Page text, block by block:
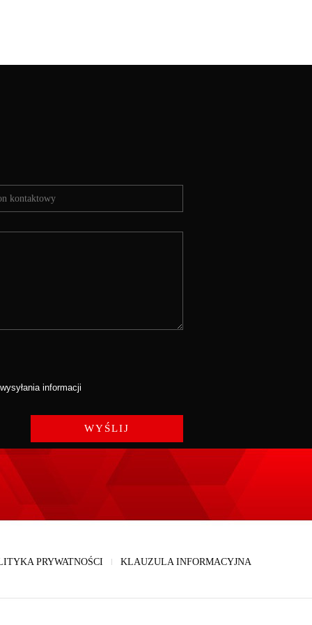
informacji
PRYWATNOŚCI KLAUZULA INFORMACYJNA